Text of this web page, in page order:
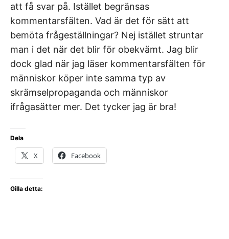
att få svar på. Istället begränsas
kommentarsfälten. Vad är det för sätt att
bemöta frågeställningar? Nej istället struntar
man i det när det blir för obekvämt. Jag blir
dock glad när jag läser kommentarsfälten för
människor köper inte samma typ av
skrämselpropaganda och människor
ifrågasätter mer. Det tycker jag är bra!
Dela
X Facebook
Gilla detta: